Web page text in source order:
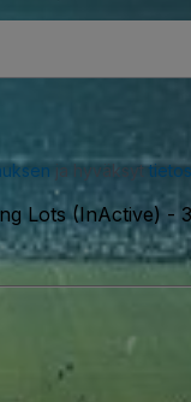
ja hyväksyt
Lots (InActive) -